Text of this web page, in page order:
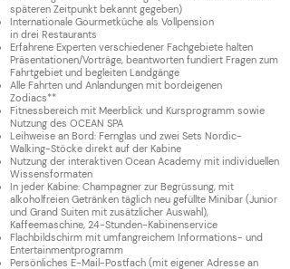
späteren Zeitpunkt bekannt gegeben)
Internationale Gourmetküche als Vollpension
in drei Restaurants
Erfahrene Experten verschiedener Fachgebiete halten
Präsentationen/Vorträge, beantworten fundiert Fragen zum
Fahrtgebiet und begleiten Landgänge
Alle Fahrten und Anlandungen mit bordeigenen
Zodiacs**
Fitnessbereich mit Meerblick und Kursprogramm sowie
Nutzung des OCEAN SPA
Leihweise an Bord: Fernglas und zwei Sets Nordic-
Walking-Stöcke direkt auf der Kabine
Nutzung der interaktiven Ocean Academy mit individuellen
Wissensformaten
In jeder Kabine: Champagner zur Begrüssung, mit
alkoholfreien Getränken täglich neu gefüllte Minibar (Junior
und Grand Suiten mit zusätzlicher Auswahl),
Kaffeemaschine, 24-Stunden-Kabinenservice
Flachbildschirm mit umfangreichem Informations- und
Entertainmentprogramm
Persönliches E-Mail-Postfach (mit eigener Adresse an